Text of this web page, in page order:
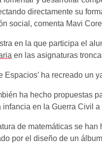
directamente su
social, comenta Mavi
en la que participa el
en las asignaturas
Espacios’ ha recreado
ha hecho propuestas
infancia en la Guerra Civil
de matemáticas se
por el diseño de un